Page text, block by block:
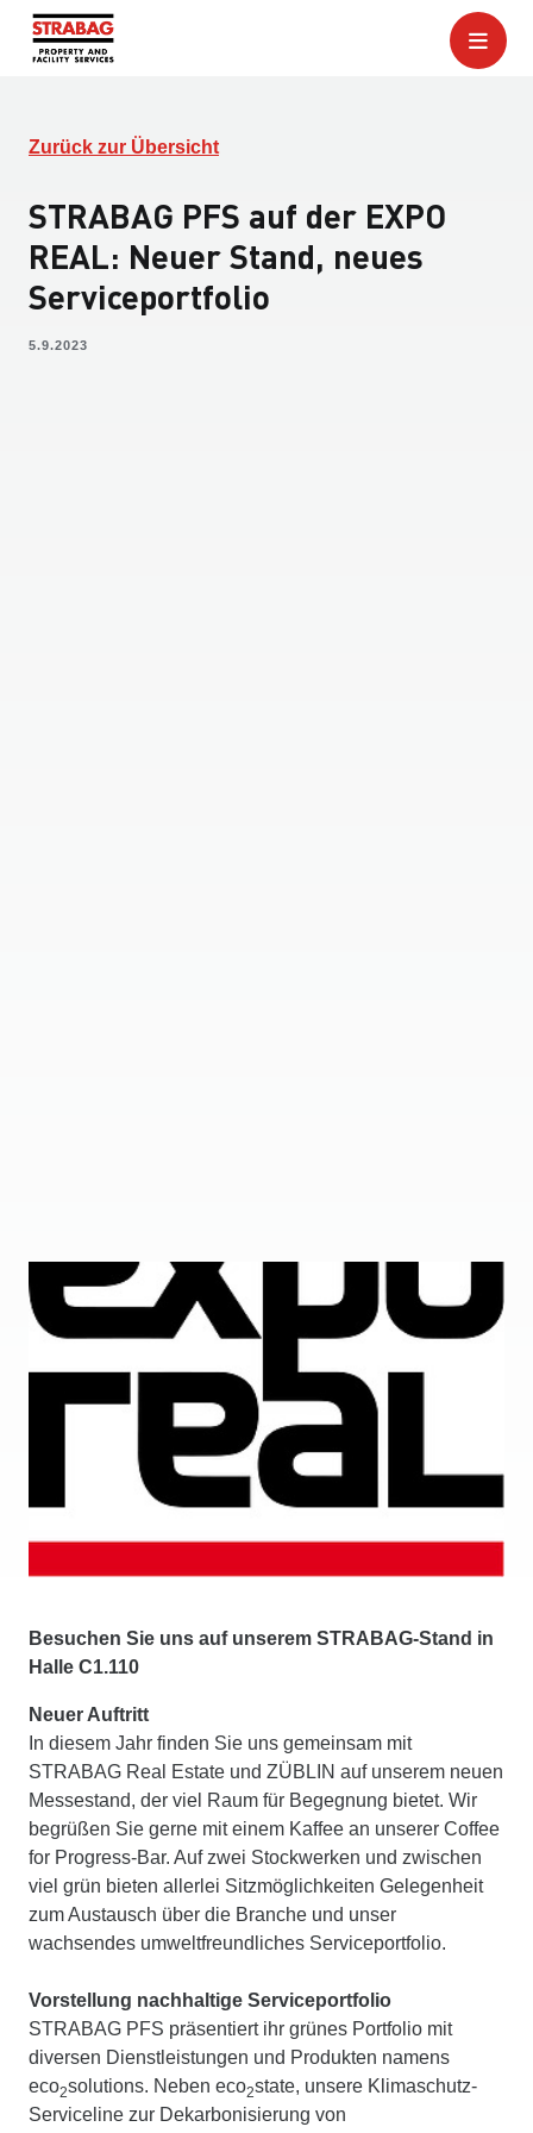
Zurück zur Übersicht
STRABAG PFS auf der EXPO
REAL: Neuer Stand, neues
Serviceportfolio
5.9.2023
Besuchen Sie uns auf unserem STRABAG-Stand in
Halle C1.110
Neuer Auftritt
In diesem Jahr finden Sie uns gemeinsam mit
STRABAG Real Estate und ZÜBLIN auf unserem neuen
Messestand, der viel Raum für Begegnung bietet. Wir
begrüßen Sie gerne mit einem Kaffee an unserer Coffee
for Progress-Bar. Auf zwei Stockwerken und zwischen
viel grün bieten allerlei Sitzmöglichkeiten Gelegenheit
zum Austausch über die Branche und unser
wachsendes umweltfreundliches Serviceportfolio.
Vorstellung nachhaltige Serviceportfolio
STRABAG PFS präsentiert ihr grünes Portfolio mit
diversen Dienstleistungen und Produkten namens
eco2solutions. Neben eco2state, unsere Klimaschutz-
Serviceline zur Dekarbonisierung von